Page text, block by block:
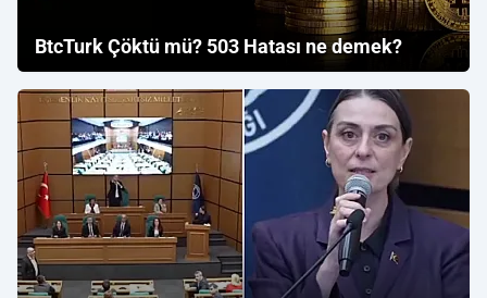
BtcTurk Çöktü mü? 503 Hatası ne demek?